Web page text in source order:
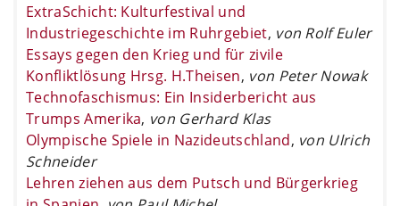
ExtraSchicht: Kulturfestival und
Industriegeschichte im Ruhrgebiet, von Rolf Euler
Essays gegen den Krieg und für zivile
Konfliktlösung Hrsg. H.Theisen, von Peter Nowak
Technofaschismus: Ein Insiderbericht aus
Trumps Amerika, von Gerhard Klas
Olympische Spiele in Nazideutschland, von Ulrich
Schneider
Lehren ziehen aus dem Putsch und Bürgerkrieg